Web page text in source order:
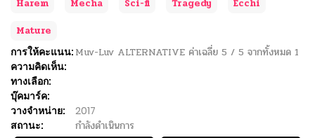
Harem
Mecha Sci-fi Tragedy
Ecchi
Mature
การให้คะแนน: Muv-Luv ALTERNATIVE ค่าเฉลี่ย 5 / 5 จากทั้งหมด 1
ความคิดเห็น:
ทางเลือก:
บุ๊คมาร์ค:
วางจำหน่าย:
2017
สถานะ:
กำลังดำเนินการ